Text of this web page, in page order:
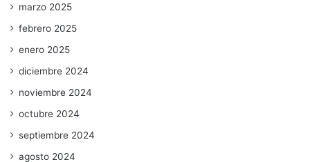
marzo 2025
febrero 2025
enero 2025
diciembre 2024
noviembre 2024
octubre 2024
septiembre 2024
agosto 2024